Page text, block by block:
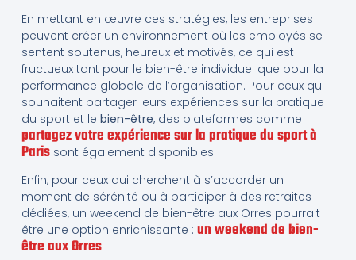
En mettant en œuvre ces stratégies, les entreprises
peuvent créer un environnement où les employés se
sentent soutenus, heureux et motivés, ce qui est
fructueux tant pour le bien-être individuel que pour la
performance globale de l’organisation. Pour ceux qui
souhaitent partager leurs expériences sur la pratique
du sport et le bien-être, des plateformes comme
partagez votre expérience sur la pratique du sport à
Parissont également disponibles.
Enfin, pour ceux qui cherchent à s’accorder un
moment de sérénité ou à participer à des retraites
dédiées, un weekend de bien-être aux Orres pourrait
être une option enrichissante : un weekend de bien-
être aux Orres.